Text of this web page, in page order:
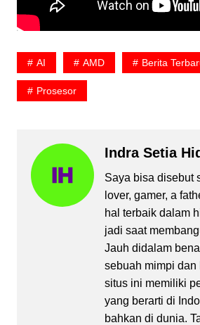
AI AMD Berita
Prosesor
Indra Setia
Saya bisa disebut
lover, gamer, a
hal terbaik dalam
jadi saat
Jauh didalam
sebuah mimpi dan
situs ini memiliki
yang berarti di
bahkan di dunia.